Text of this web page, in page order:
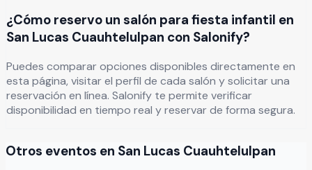
¿Cómo reservo un salón para fiesta infantil en
San Lucas Cuauhtelulpan con Salonify?
Puedes comparar opciones disponibles directamente en
esta página, visitar el perfil de cada salón y solicitar una
reservación en línea. Salonify te permite verificar
disponibilidad en tiempo real y reservar de forma segura.
Otros eventos en San Lucas Cuauhtelulpan